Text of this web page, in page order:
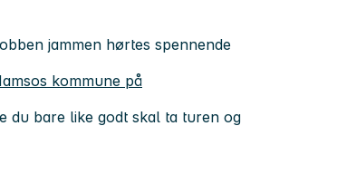
jammen hørtes spennende
kommune på
du bare like godt skal ta turen og